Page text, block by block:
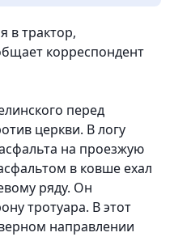
в трактор,
корреспондент
перед
церкви. В логу
на проезжую
в ковше ехал
ряду. Он
тротуара. В этот
направлении